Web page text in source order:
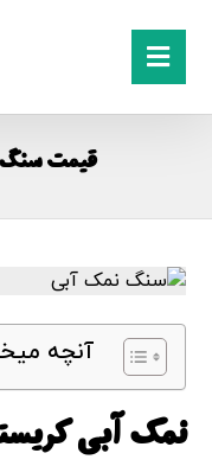
قیمت سنگ
آنچه
نمک آبی